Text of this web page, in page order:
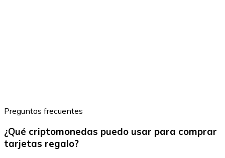
Preguntas frecuentes
¿Qué criptomonedas puedo usar para comprar
tarjetas regalo?